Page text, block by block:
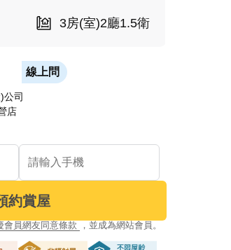
3房(室)2廳1.5衛
線上問
公司
店
約賞屋
會員網友同意條款 ，並成為網站會員。